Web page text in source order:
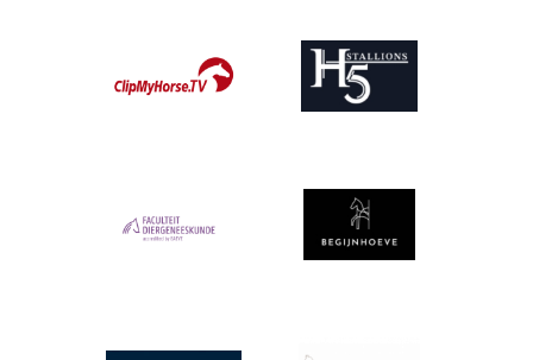
Afbeelding
Afbeelding Afbeelding
Afbeelding